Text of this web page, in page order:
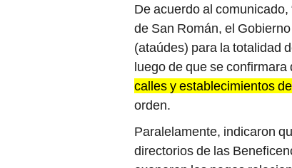
de San Román, el
(ataúdes) para la totalidad
luego de que se
calles y establecimientos
orden.
Paralelamente, indicaron
directorios de las
exoneren los pagos